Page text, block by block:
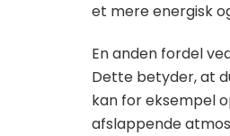
et mere energisk
En anden fordel
Dette betyder, at
kan for eksempel
afslappende